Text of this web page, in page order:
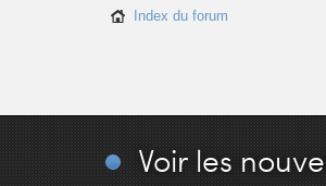
Index du forum
Voir les